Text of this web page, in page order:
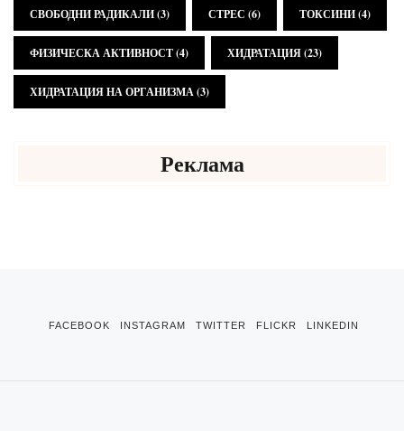
СВОБОДНИ РАДИКАЛИ(3) СТРЕС (6) ТОКСИНИ(4)
ФИЗИЧЕСКА АКТИВНОСТ(4) ХИДРАТАЦИЯ(23)
ХИДРАТАЦИЯ НА ОРГАНИЗМА(3)
Реклама
FACEBOOK INSTAGRAM TWITTER FLICKR LINKEDIN